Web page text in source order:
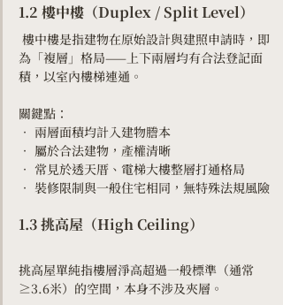
1.2 樓中樓（Duplex / Split Level）
樓中樓是指建物在原始設計與建照申請時，即
為「複層」格局——上下兩層均有合法登記面
積，以室內樓梯連通。
關鍵點：
• 兩層面積均計入建物謄本
• 屬於合法建物，產權清晰
• 常見於透天厝、電梯大樓整層打通格局
• 裝修限制與一般住宅相同，無特殊法規風險
1.3 挑高屋（High Ceiling）
挑高屋單純指樓層淨高超過一般標準（通常
≥3.6米）的空間，本身不涉及夾層。